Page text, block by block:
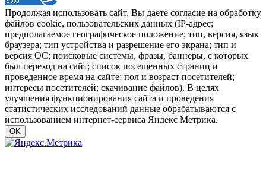
Продолжая использовать сайт, Вы даете согласие на обработку
файлов cookie, пользовательских данных (IP-адрес;
предполагаемое географическое положение; тип, версия, язык
браузера; тип устройства и разрешение его экрана; тип и
версия ОС; поисковые системы, фразы, баннеры, с которых
был переход на сайт; список посещенных страниц и
проведенное время на сайте; пол и возраст посетителей;
интересы посетителей; скачивание файлов). В целях
улучшения функционирования сайта и проведения
статистических исследований данные обрабатываются с
использованием интернет-сервиса Яндекс Метрика.
OK